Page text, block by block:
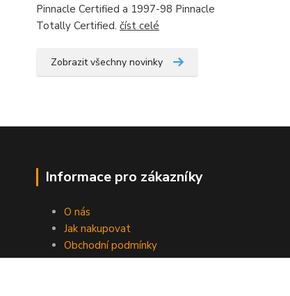
Pinnacle Certified a 1997-98 Pinnacle
Totally Certified. číst celé
Zobrazit všechny novinky
Informace pro zákazníky
O nás
Jak nakupovat
Obchodní podmínky
Fotogalerie